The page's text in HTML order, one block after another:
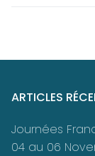
ARTICLES
Journées
04 au 06